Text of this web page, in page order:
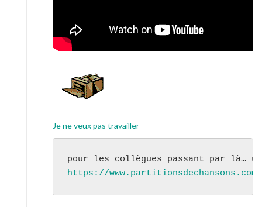
Je ne veux pas travailler
https://www.partitionsdechansons.com